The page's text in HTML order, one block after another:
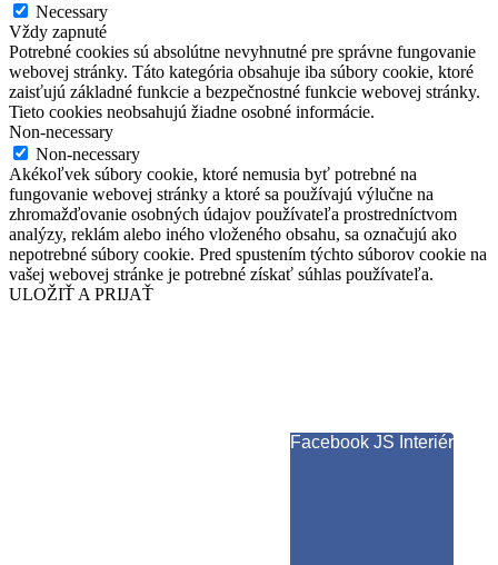
Necessary
Vždy zapnuté
Potrebné cookies sú absolútne nevyhnutné pre správne fungovanie
webovej stránky. Táto kategória obsahuje iba súbory cookie, ktoré
zaisťujú základné funkcie a bezpečnostné funkcie webovej stránky.
Tieto cookies neobsahujú žiadne osobné informácie.
Non-necessary
Non-necessary
Akékoľvek súbory cookie, ktoré nemusia byť potrebné na
fungovanie webovej stránky a ktoré sa používajú výlučne na
zhromažďovanie osobných údajov používateľa prostredníctvom
analýzy, reklám alebo iného vloženého obsahu, sa označujú ako
nepotrebné súbory cookie. Pred spustením týchto súborov cookie na
vašej webovej stránke je potrebné získať súhlas používateľa.
ULOŽIŤ A PRIJAŤ
Facebook JS Interiér